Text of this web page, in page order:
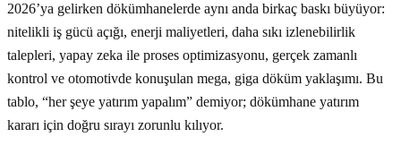
2026’ya gelirken dökümhanelerde aynı anda birkaç baskı büyüyor:
nitelikli iş gücü açığı, enerji maliyetleri, daha sıkı izlenebilirlik
talepleri, yapay zeka ile proses optimizasyonu, gerçek zamanlı
kontrol ve otomotivde konuşulan mega, giga döküm yaklaşımı. Bu
tablo, “her şeye yatırım yapalım” demiyor; dökümhane yatırım
kararı için doğru sırayı zorunlu kılıyor.